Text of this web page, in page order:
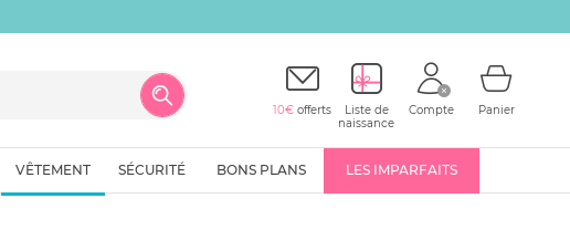
10€ offerts
Liste de
naissance
Compte Panier
VÊTEMENT SÉCURITÉ BONS PLANS LES IMPARFAITS